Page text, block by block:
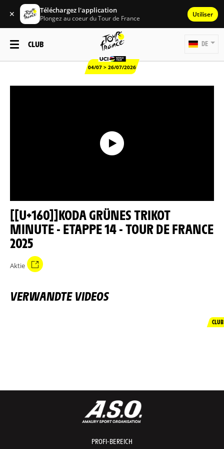
✕ Téléchargez l'application
Plongez au coeur du Tour de France Utiliser
CLUB
04/07 > 26/07/2026
DE
[[U+160]]KODA GRÜNES TRIKOT
MINUTE - ETAPPE 14 - TOUR DE FRANCE
2025
Aktie
VERWANDTE VIDEOS
CLUB
PROFI-BEREICH